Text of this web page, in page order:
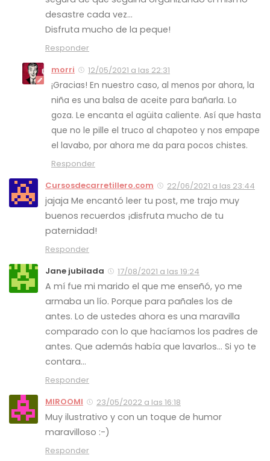
desastre cada vez…
Disfruta mucho de la peque!
Responder
morri
12/05/2021 a las 22:31
¡Gracias! En nuestro caso, al menos por ahora, la
niña es una balsa de aceite para bañarla. Lo
goza. Le encanta el agüita caliente. Así que hasta
que no le pille el truco al chapoteo y nos empape
el lavabo, por ahora me da para pocos chistes.
Responder
Cursosdecarretillero.com
22/06/2021 a las 23:44
jajaja Me encantó leer tu post, me trajo muy
buenos recuerdos ¡disfruta mucho de tu
paternidad!
Responder
Jane jubilada
17/08/2021 a las 19:24
A mí fue mi marido el que me enseñó, yo me
armaba un lío. Porque para pañales los de
antes. Lo de ustedes ahora es una maravilla
comparado con lo que hacíamos los padres de
antes. Que además había que lavarlos… Si yo te
contara…
Responder
MIROOMI
23/05/2022 a las 16:18
Muy ilustrativo y con un toque de humor
maravilloso :-)
Responder